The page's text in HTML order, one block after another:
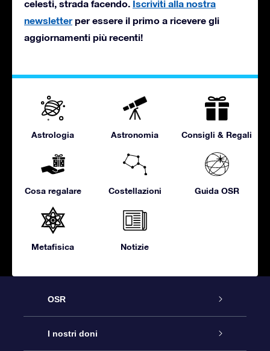
celesti, strada facendo. Iscriviti alla nostra
newsletterper essere il primo a ricevere gli
aggiornamenti più recenti!
Astrologia Astronomia Consigli & Regali
Cosa regalare Costellazioni Guida OSR
Metafisica Notizie
OSR
Assistenza
I nostri doni